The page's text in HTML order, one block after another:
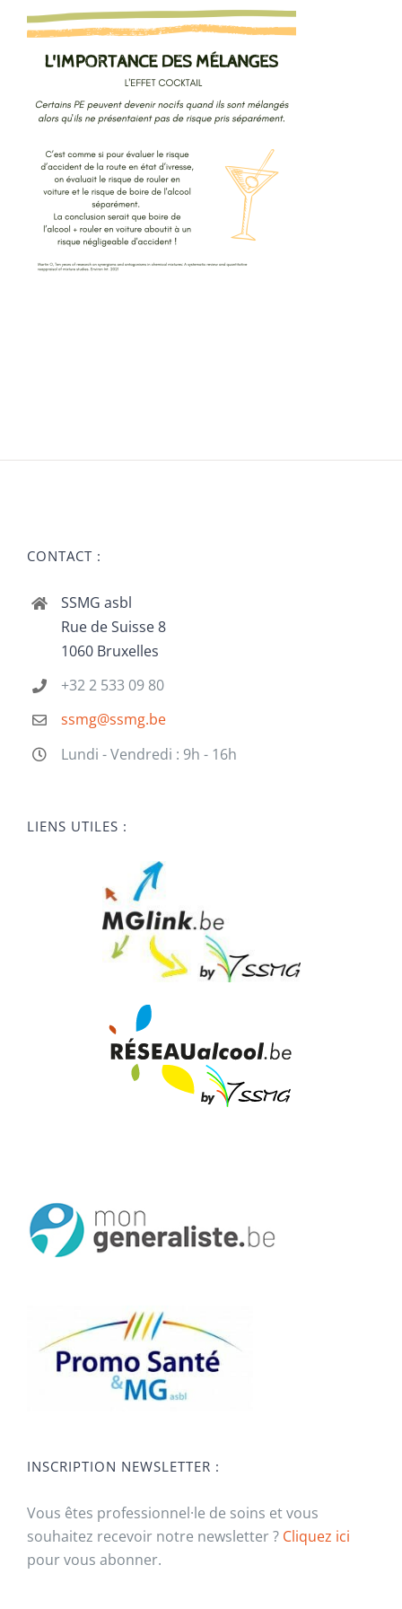
CONTACT :
SSMG asbl
Rue de Suisse 8
1060 Bruxelles
+32 2 533 09 80
ssmg@ssmg.be
Lundi - Vendredi : 9h - 16h
LIENS UTILES :
INSCRIPTION NEWSLETTER :
Vous êtes professionnel·le de soins et vous
souhaitez recevoir notre newsletter ? Cliquez ici
pour vous abonner.